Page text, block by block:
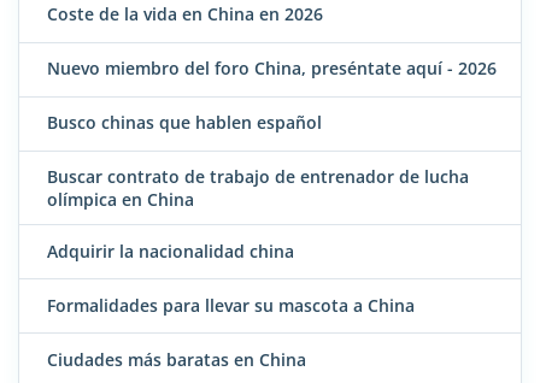
Coste de la vida en China en 2026
Nuevo miembro del foro China, preséntate aquí - 2026
Busco chinas que hablen español
Buscar contrato de trabajo de entrenador de lucha
olímpica en China
Adquirir la nacionalidad china
Formalidades para llevar su mascota a China
Ciudades más baratas en China